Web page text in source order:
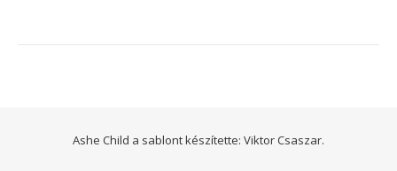
Ashe Child a sablont készítette: Viktor Csaszar.